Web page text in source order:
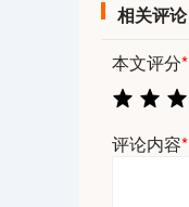
相关评论
本文评分*
评论内容*